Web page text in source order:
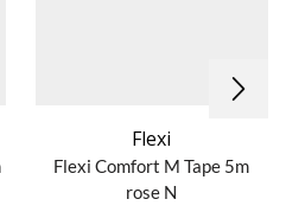
Flexi
Flexi Comfort M Tape 5m
rose N